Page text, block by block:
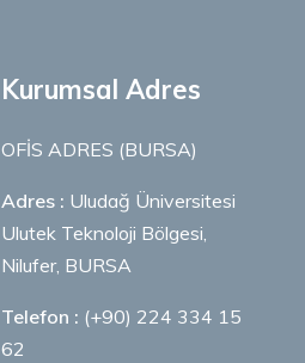
Kurumsal Adres
OFİS ADRES (BURSA)
Adres : Uludağ Üniversitesi
Ulutek Teknoloji Bölgesi,
Nilufer, BURSA
Telefon : (+90) 224 334 15
62